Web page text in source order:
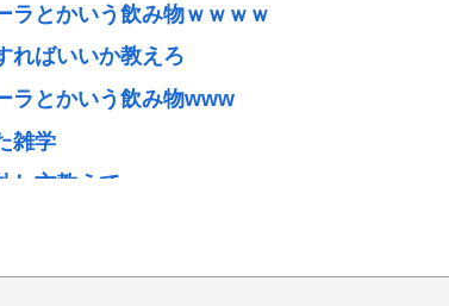
ラとかいう飲み物ｗｗｗｗ
ればいいか教えろ
ラとかいう飲み物www
雑学
し方教えて
音、だいたいこれwww